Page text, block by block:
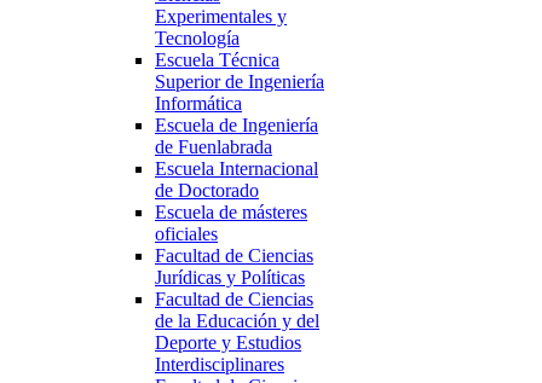
Experimentales y
Tecnología
Escuela Técnica
Superior de Ingeniería
Informática
Escuela de Ingeniería
de Fuenlabrada
Escuela Internacional
de Doctorado
Escuela de másteres
oficiales
Facultad de Ciencias
Jurídicas y Políticas
Facultad de Ciencias
de la Educación y del
Deporte y Estudios
Interdisciplinares